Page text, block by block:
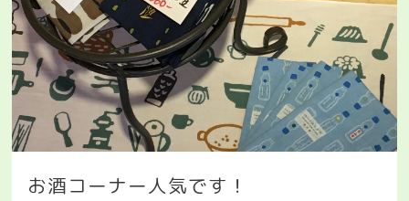
お酒コーナー人気です！